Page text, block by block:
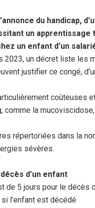
du handicap,
un apprentissage
un enfant d’un
2023, un décret liste les
justifier ce congé,
coûteuses
comme la
répertoriées dans la
sévères.
d’un enfant
de 5 jours pour le décès
l’enfant est décédé